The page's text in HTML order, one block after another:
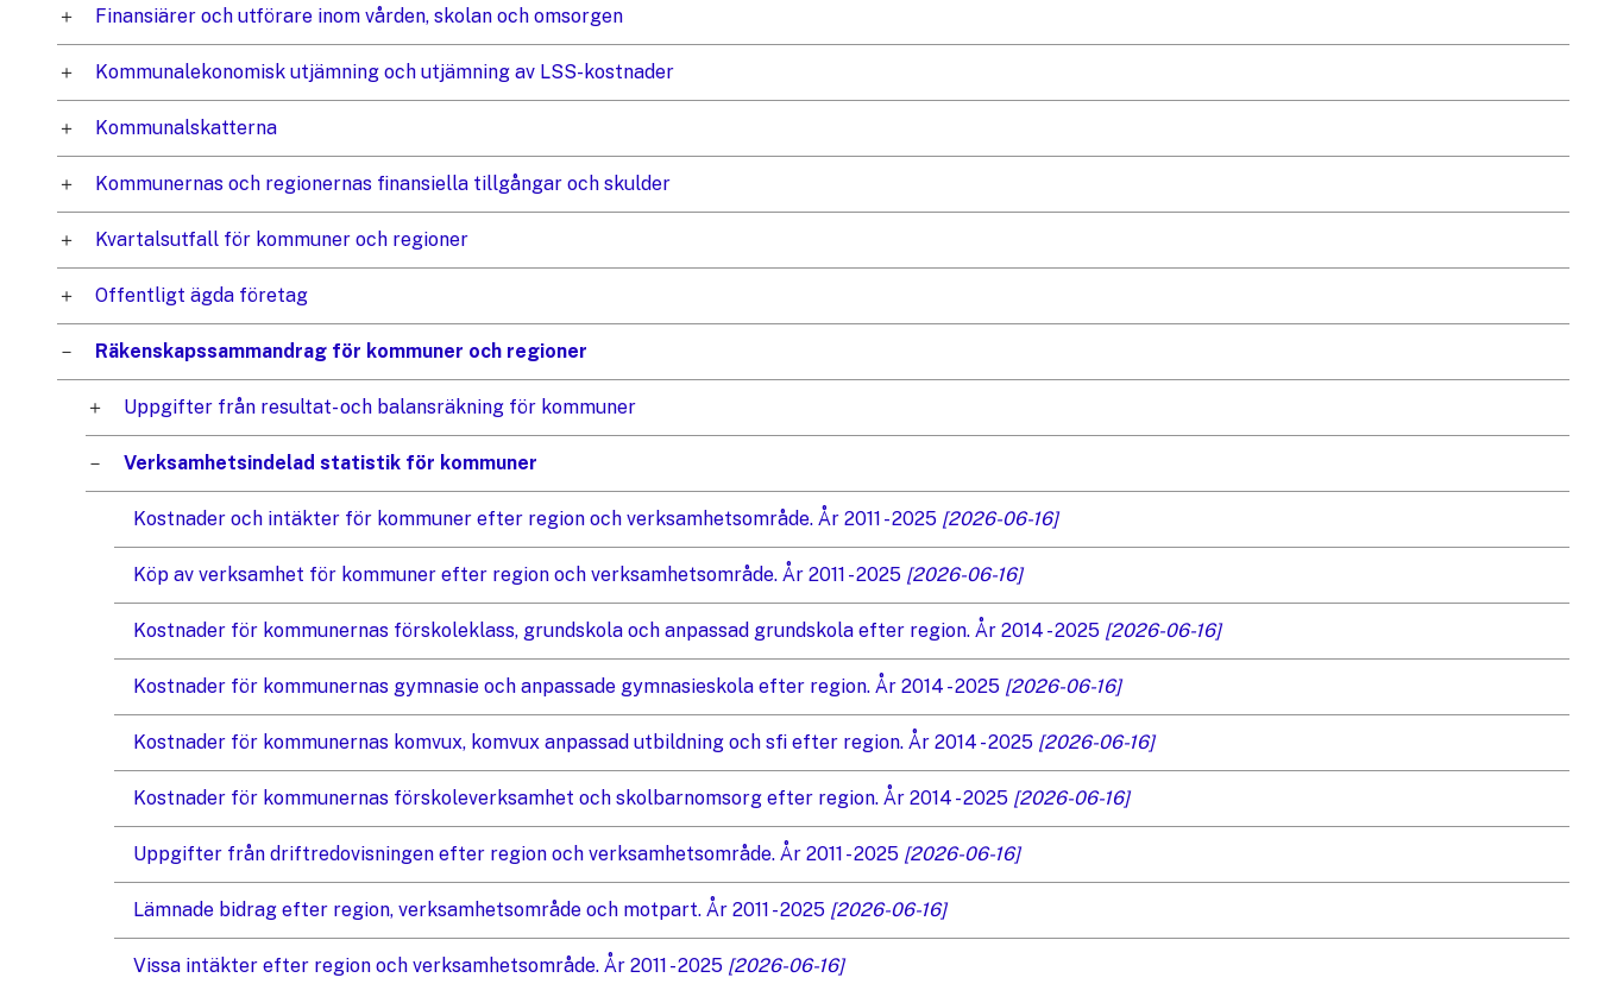
Finansiärer och utförare inom vården, skolan och omsorgen
Kommunalekonomisk utjämning och utjämning av LSS-kostnader
Kommunalskatterna
Kommunernas och regionernas finansiella tillgångar och skulder
Kvartalsutfall för kommuner och regioner
Offentligt ägda företag
Räkenskapssammandrag för kommuner och regioner
Uppgifter från resultat- och balansräkning för kommuner
Verksamhetsindelad statistik för kommuner
Kostnader och intäkter för kommuner efter region och verksamhetsområde. År 2011 - 2025 [2026-06-16]
Köp av verksamhet för kommuner efter region och verksamhetsområde. År 2011 - 2025 [2026-06-16]
Kostnader för kommunernas förskoleklass, grundskola och anpassad grundskola efter region. År 2014 - 2025 [2026-06-16]
Kostnader för kommunernas gymnasie och anpassade gymnasieskola efter region. År 2014 - 2025 [2026-06-16]
Kostnader för kommunernas komvux, komvux anpassad utbildning och sfi efter region. År 2014 - 2025 [2026-06-16]
Kostnader för kommunernas förskoleverksamhet och skolbarnomsorg efter region. År 2014 - 2025 [2026-06-16]
Uppgifter från driftredovisningen efter region och verksamhetsområde. År 2011 - 2025 [2026-06-16]
Lämnade bidrag efter region, verksamhetsområde och motpart. År 2011 - 2025 [2026-06-16]
Vissa intäkter efter region och verksamhetsområde. År 2011 - 2025 [2026-06-16]